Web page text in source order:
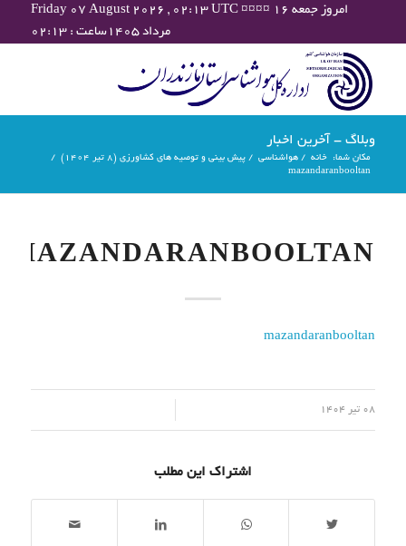
Friday 07 August 2026 , 02:13 UTC ¤¤¤¤ امروز جمعه ۱۶
مرداد ۱۴۰۵ساعت : ۰۲:۱۳
وبلاگ - آخرین اخبار
مکان شما: خانه / هواشناسی / پیش بینی و توصیه های کشاورزی (8 تیر ۱۴۰۴)
/
mazandaranbooltan
MAZANDARANBOOLTAN
mazandaranbooltan
08 تیر 1404
اشتراک این مطلب